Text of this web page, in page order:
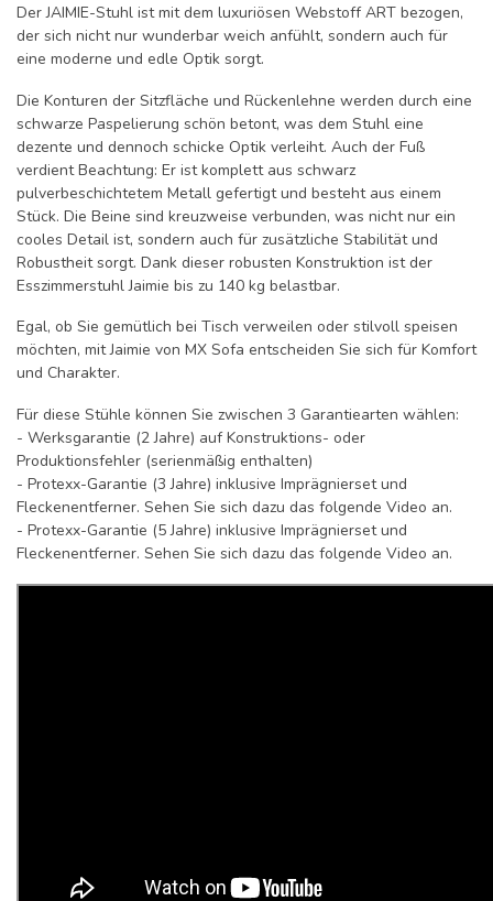
Der JAIMIE-Stuhl ist mit dem luxuriösen Webstoff ART bezogen,
der sich nicht nur wunderbar weich anfühlt, sondern auch für
eine moderne und edle Optik sorgt.
Die Konturen der Sitzfläche und Rückenlehne werden durch eine
schwarze Paspelierung schön betont, was dem Stuhl eine
dezente und dennoch schicke Optik verleiht. Auch der Fuß
verdient Beachtung: Er ist komplett aus schwarz
pulverbeschichtetem Metall gefertigt und besteht aus einem
Stück. Die Beine sind kreuzweise verbunden, was nicht nur ein
cooles Detail ist, sondern auch für zusätzliche Stabilität und
Robustheit sorgt. Dank dieser robusten Konstruktion ist der
Esszimmerstuhl Jaimie bis zu 140 kg belastbar.
Egal, ob Sie gemütlich bei Tisch verweilen oder stilvoll speisen
möchten, mit Jaimie von MX Sofa entscheiden Sie sich für Komfort
und Charakter.
Für diese Stühle können Sie zwischen 3 Garantiearten wählen:
- Werksgarantie (2 Jahre) auf Konstruktions- oder
Produktionsfehler (serienmäßig enthalten)
- Protexx-Garantie (3 Jahre) inklusive Imprägnierset und
Fleckenentferner. Sehen Sie sich dazu das folgende Video an.
- Protexx-Garantie (5 Jahre) inklusive Imprägnierset und
Fleckenentferner. Sehen Sie sich dazu das folgende Video an.